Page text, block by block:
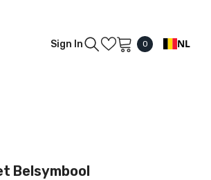
Sign In 00
NL
Belsymbool